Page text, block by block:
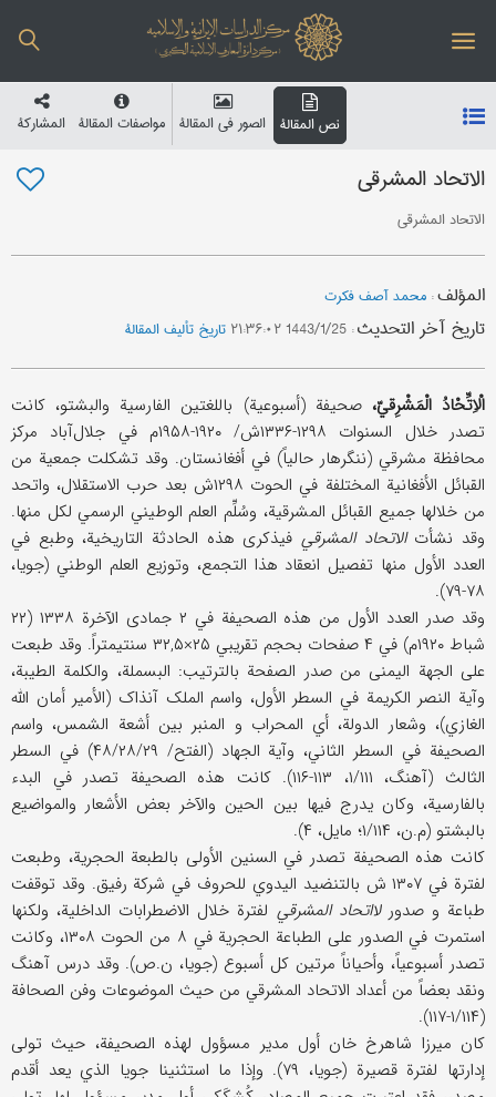
نص المقالة الصور في المقالة مواصفات المقالة المشارکة
الاتحاد المشرقي
الاتحاد المشرقي
المؤلف: محمد آصف فکرت
تاریخ آخر التحدیث: 1443/1/25 ۲۱:۳۶:۰۲ تاریخ تألیف المقالة
الْاِتِّحْادُ الْمَشْرِقيّ،صحیفة (أسبوعیة) باللغتین الفارسیة والبشتو، کانت
تصدر خلال السنوات ۱۲۹۸-۱۳۳۶ش/ ۱۹۲۰-۱۹۵۸م في جلال‌آباد مرکز
محافظة مشرقي (ننگرهار حالیاً) في أفغانستان. وقد تشکلت جمعیة من
القبائل الأفغانیة المختلفة في الحوت ۱۲۹۸ش بعد حرب الاستقلال، واتحد
من خلالها جمیع القبائل المشرقیة، وسُلِّم العلم الوطیني الرسمي لکل منها.
وقد نشأتالاتحاد المشرقي فيذکری هذه الحادثة التاریخیة، وطبع في
العدد الأول منها تفصیل انعقاد هذا التجمع، وتوزیع العلم الوطني (جویا،
۷۸-۷۹).
وقد صدر العدد الأول من هذه الصحیفة في ۲ جمادی الآخرة ۱۳۳۸ (۲۲
شباط ۱۹۲۰م) في ۴ صفحات بحجم تقریبي ۲۵×۳۲,۵ سنتیمتراً. وقد طبعت
علی الجهة الیمنی من صدر الصفحة بالترتیب: البسملة، والکلمة الطیبة،
وآیة النصر الکریمة في السطر الأول، واسم الملک آنذاک (الأمیر أمان الله
الغازي)، وشعار الدولة، أي المحراب و المنبر بین أشعة الشمس، واسم
الصحیفة في السطر الثاني، وآیة الجهاد (الفتح/ ۴۸/۲۸/۲۹) في السطر
الثالث (آهنگ، ۱/۱۱۱، ۱۱۳-۱۱۶). کانت هذه الصحیفة تصدر في البدء
بالفارسیة، وکان یدرج فیها بین الحین والآخر بعض الأشعار والمواضیع
بالبشتو (م.ن، ۱/۱۱۴؛ مایل، ۴).
کانت هذه الصحیفة تصدر في السنین الأولی بالطبعة الحجریة، وطبعت
لفترة في ۱۳۰۷ ش بالتنضید الیدوي للحروف في شرکة رفیق. وقد توقفت
طباعة و صدورلااتحاد المشرقي لفترة خلال الاضطرابات الداخلیة، ولکنها
استمرت في الصدور علی الطباعة الحجریة في ۸ من الحوت ۱۳۰۸، وکانت
تصدر أسبوعیاً، وأحیاناً مرتین کل أسبوع (جویا، ن.ص). وقد درس آهنگ
ونقد بعضاً من أعداد الاتحاد المشرقي من حیث الموضوعات وفن الصحافة
(۱/۱۱۴-۱۱۷).
کان میرزا شاهرخ خان أول مدیر مسؤول لهذه الصحیفة، حیث تولی
إدارتها لفترة قصیرة (جویا، ۷۹). وإذا ما استثنینا جویا الذي یعد أقدم